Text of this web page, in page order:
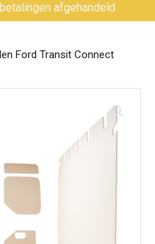
afgehandeld
Ford Transit Connect